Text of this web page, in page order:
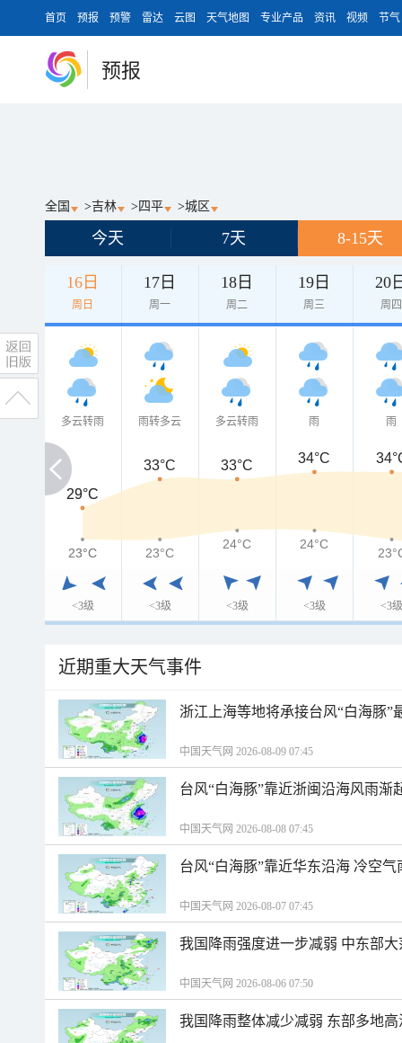
首页 预报 预警 雷达 云图 天气地图 专业产品 资讯 视频 节气
预报
全国 >吉林 > 四平 >城区
今天 7天 8-15天
16日
周日
17日
周一
18日
周二
19日
周三
20
周四
多云转雨
<3级
雨转多云
<3级
多云转雨
<3级
雨
<3级
雨
<3级
29°C
29°C
33°C 33°C 34°C
23°C
23°C 23°C
24°C 24°C
近期重大天气事件
浙江上海等地将承接台风“白海豚”
中国天气网 2026-08-09 07:45
台风“白海豚”靠近浙闽沿海风雨渐
中国天气网 2026-08-08 07:45
台风“白海豚”靠近华东沿海 冷空
中国天气网 2026-08-07 07:45
我国降雨强度进一步减弱 中东部
中国天气网 2026-08-06 07:50
我国降雨整体减少减弱 东部多地